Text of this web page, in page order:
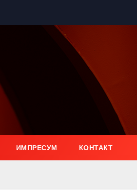
ИМПРЕСУМ КОНТАКТ